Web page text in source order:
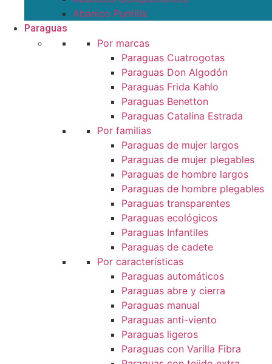
Abanico Puntilla
Paraguas
Por marcas
Paraguas Cuatrogotas
Paraguas Don Algodón
Paraguas Frida Kahlo
Paraguas Benetton
Paraguas Catalina Estrada
Por familias
Paraguas de mujer largos
Paraguas de mujer plegables
Paraguas de hombre largos
Paraguas de hombre plegables
Paraguas transparentes
Paraguas ecológicos
Paraguas Infantiles
Paraguas de cadete
Por características
Paraguas automáticos
Paraguas abre y cierra
Paraguas manual
Paraguas anti-viento
Paraguas ligeros
Paraguas con Varilla Fibra